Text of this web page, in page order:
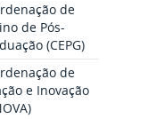
de
de Pós-
(CEPG)
de
e Inovação